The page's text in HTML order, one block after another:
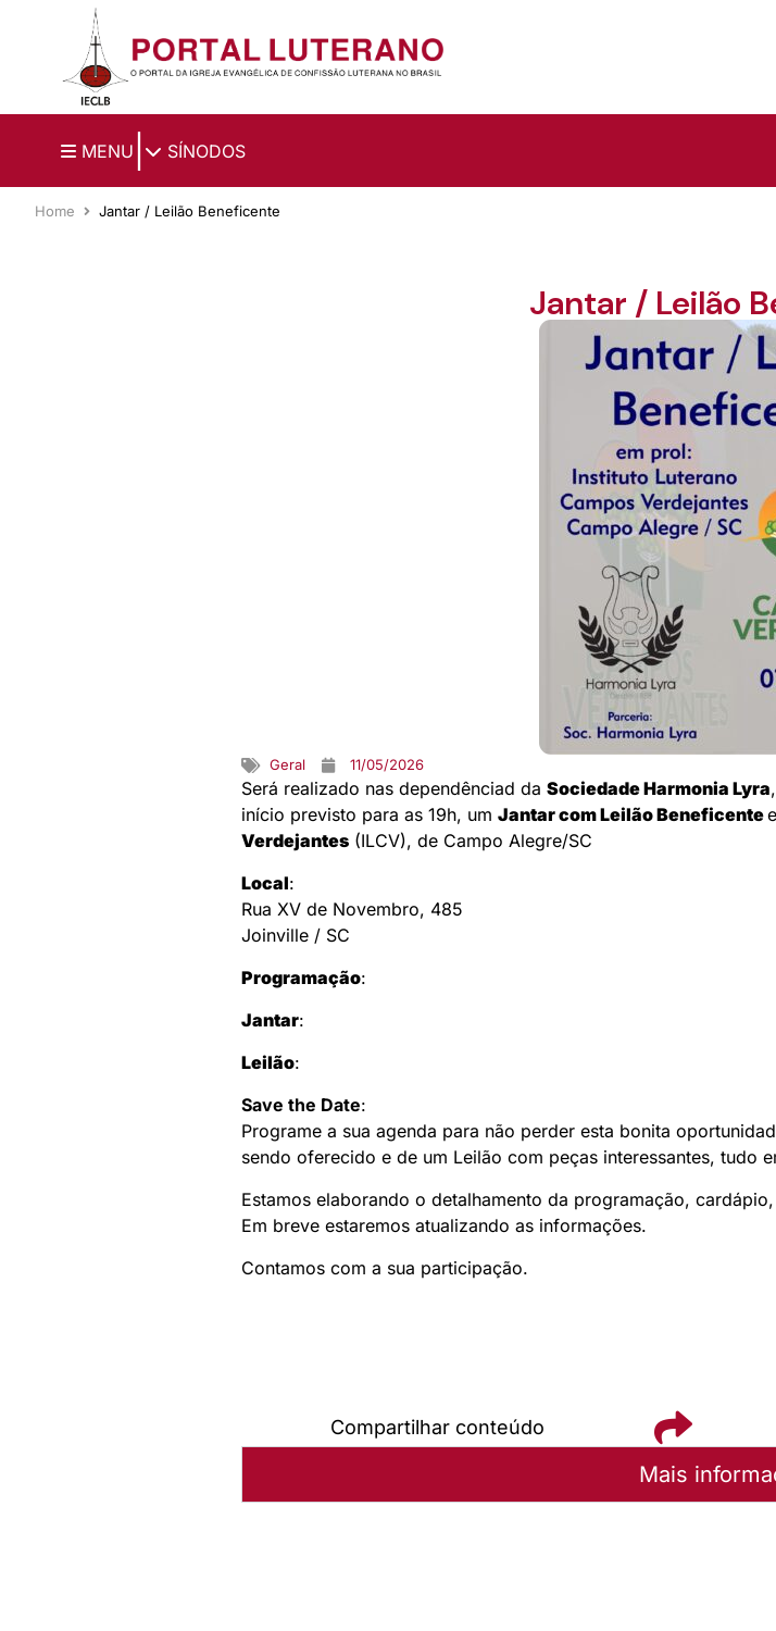
Ir para o conteúdo principal
MENU SÍNODOS
Home Jantar / Leilão Beneficente
Jantar / Leilão
Geral 11/05/2026
Será realizado nas dependênciad da Sociedade Harmonia Lyra
início previsto para as 19h, um Jantar com Leilão Beneficente
Verdejantes (ILCV), de Campo Alegre/SC
Local:
Rua XV de Novembro, 485
Joinville / SC
Programação:
Jantar:
Leilão:
Save the Date:
Programe a sua agenda para não perder esta bonita
sendo oferecido e de um Leilão com peças interessantes, tudo
Estamos elaborando o detalhamento da programação,
Em breve estaremos atualizando as informações.
Contamos com a sua participação.
Compartilhar conteúdo
Mais